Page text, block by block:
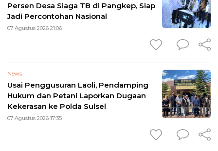
Persen Desa Siaga TB di Pangkep, Siap
Jadi Percontohan Nasional
07 Agustus 2026 21:06
News
Usai Penggusuran Laoli, Pendamping
Hukum dan Petani Laporkan Dugaan
Kekerasan ke Polda Sulsel
07 Agustus 2026 17:35